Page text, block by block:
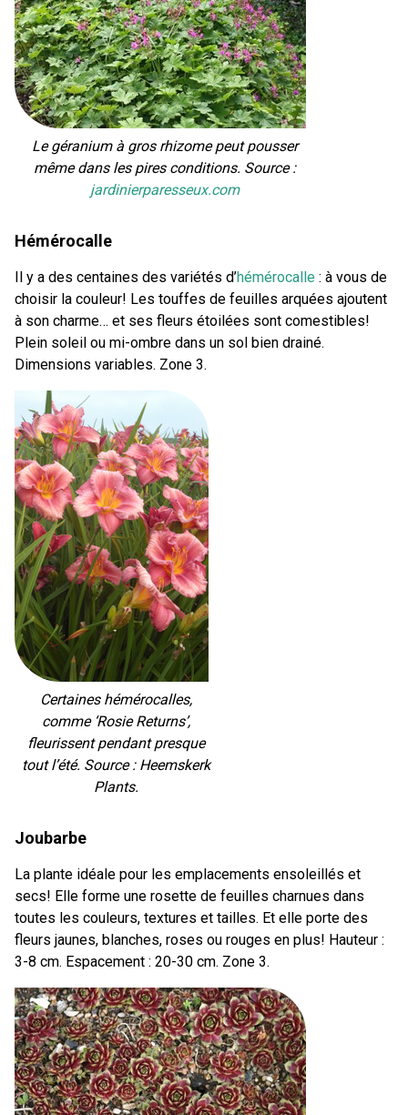
Le géranium à gros rhizome peut pousser
même dans les pires conditions. Source :
jardinierparesseux.com
Hémérocalle
Il y a des centaines des variétés d’hémérocalle : à vous de
choisir la couleur! Les touffes de feuilles arquées ajoutent
à son charme… et ses fleurs étoilées sont comestibles!
Plein soleil ou mi-ombre dans un sol bien drainé.
Dimensions variables. Zone 3.
Certaines hémérocalles,
comme ‘Rosie Returns’,
fleurissent pendant presque
tout l’été. Source : Heemskerk
Plants.
Joubarbe
La plante idéale pour les emplacements ensoleillés et
secs! Elle forme une rosette de feuilles charnues dans
toutes les couleurs, textures et tailles. Et elle porte des
fleurs jaunes, blanches, roses ou rouges en plus! Hauteur :
3-8 cm. Espacement : 20-30 cm. Zone 3.